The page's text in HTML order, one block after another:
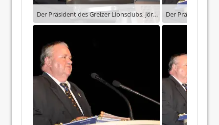
Der Präsident des Greizer Lionsclubs, Jörg Hierold sprach zur Begrüßung.